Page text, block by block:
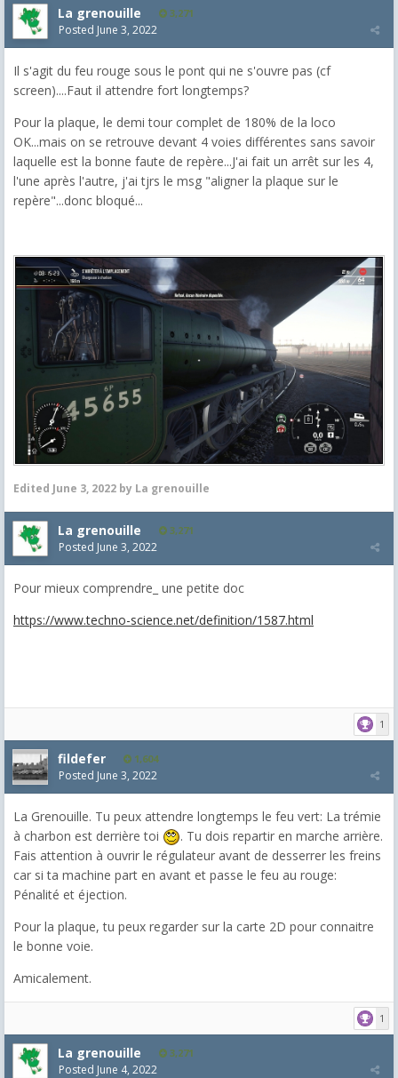
La grenouille 3,271
Posted June 3, 2022
Il s'agit du feu rouge sous le pont qui ne s'ouvre pas (cf
screen)....Faut il attendre fort longtemps?
Pour la plaque, le demi tour complet de 180% de la loco
OK...mais on se retrouve devant 4 voies différentes sans savoir
laquelle est la bonne faute de repère...J'ai fait un arrêt sur les 4,
l'une après l'autre, j'ai tjrs le msg "aligner la plaque sur le
repère"...donc bloqué...
Edited June 3, 2022 by La grenouille
La grenouille 3,271
Posted June 3, 2022
Pour mieux comprendre_ une petite doc
https://www.techno-science.net/definition/1587.html
1
fildefer 1,604
Posted June 3, 2022
La Grenouille. Tu peux attendre longtemps le feu vert: La trémie
à charbon est derrière toi
. Tu dois repartir en marche arrière.
Fais attention à ouvrir le régulateur avant de desserrer les freins
car si ta machine part en avant et passe le feu au rouge:
Pénalité et éjection.
Pour la plaque, tu peux regarder sur la carte 2D pour connaitre
le bonne voie.
Amicalement.
1
La grenouille 3,271
Posted June 4, 2022